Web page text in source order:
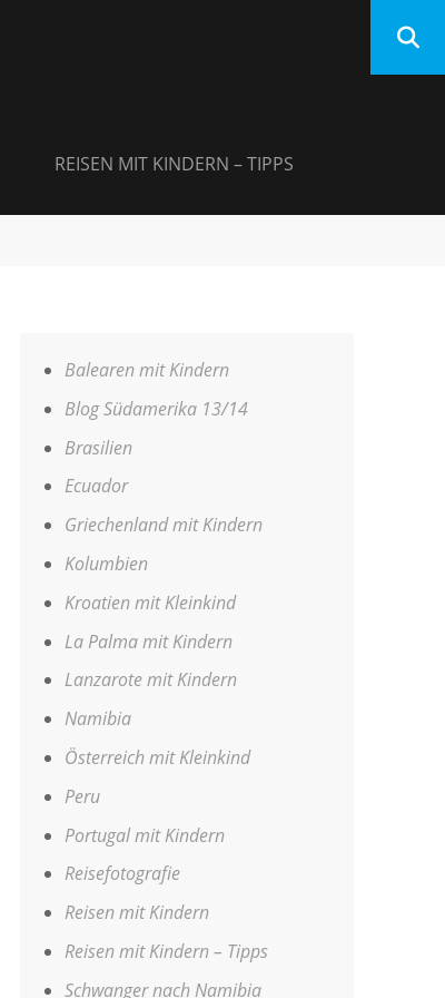
REISEN MIT KINDERN – TIPPS
Balearen mit Kindern
Blog Südamerika 13/14
Brasilien
Ecuador
Griechenland mit Kindern
Kolumbien
Kroatien mit Kleinkind
La Palma mit Kindern
Lanzarote mit Kindern
Namibia
Österreich mit Kleinkind
Peru
Portugal mit Kindern
Reisefotografie
Reisen mit Kindern
Reisen mit Kindern – Tipps
Schwanger nach Namibia